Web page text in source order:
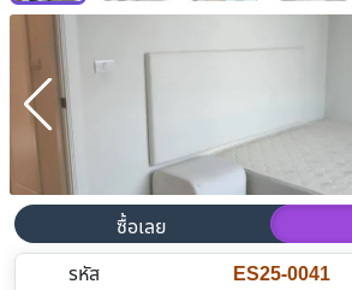
ซื้อเลย
รหัส ES25-0041